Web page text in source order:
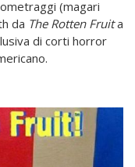
(magari
da The Rotten Fruita
di corti horror